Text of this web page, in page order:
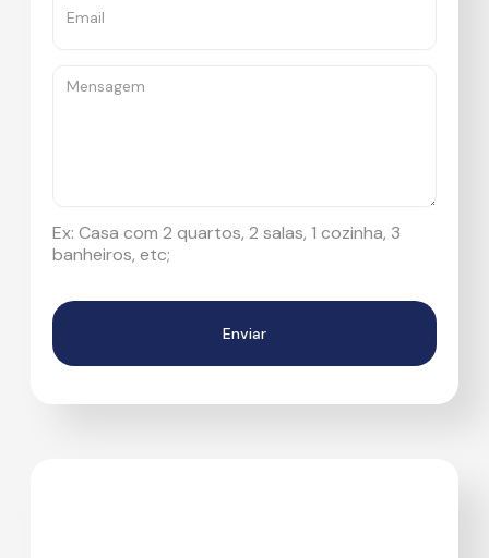
Ex: Casa com 2 quartos, 2 salas, 1 cozinha, 3
banheiros, etc;